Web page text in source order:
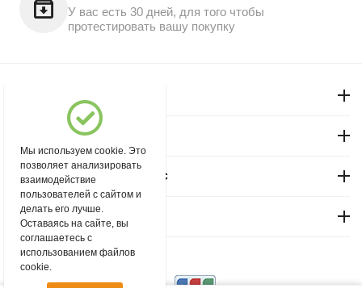
У вас есть 30 дней, для того чтобы
протестировать вашу покупку
Магазин "Северный"
Покупательский сервис
Контакты
© 2004 - 2026 msever.ru.
Мы используем cookie. Это
позволяет анализировать
взаимодействие
пользователей с сайтом и
делать его лучше.
Оставаясь на сайте, вы
соглашаетесь с
использованием файлов
cookie.